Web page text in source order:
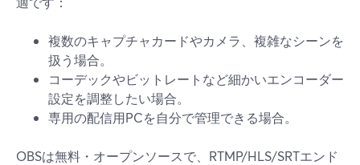
複数のキャプチャカードやカメラ、複雑なシーンを
扱う場合。
コーデックやビットレートなど細かいエンコーダー
設定を調整したい場合。
専用の配信用PCを自分で管理できる場合。
OBSは無料・オープンソースで、RTMP/HLS/SRTエンド